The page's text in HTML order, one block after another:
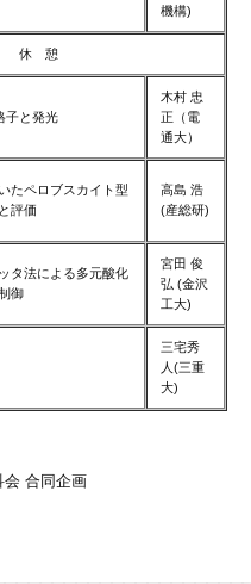
機構)
休 憩
子と発光
木村 忠
正（電
通大）
たペロブスカイト型
評価
高島 浩
(産総研)
タ法による多元酸化
御
宮田 俊
弘 (金沢
工大)
三宅秀
人(三重
大)
会 合同企画